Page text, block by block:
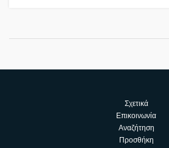
Σχετικά
Επικοινωνία
Αναζήτηση
Προσθήκη